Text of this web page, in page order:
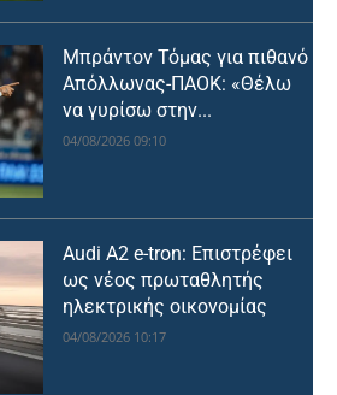
Μπράντον Τόμας για πιθανό
Απόλλωνας-ΠΑΟΚ: «Θέλω
να γυρίσω στην...
04/08/2026 09:10
Audi A2 e-tron: Επιστρέφει
ως νέος πρωταθλητής
ηλεκτρικής οικονομίας
04/08/2026 10:17